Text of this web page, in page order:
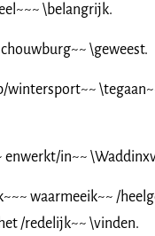
\belangrijk.
\geweest.
wintersport~~
enwerkt/in~~
waarmeeik~~ /
/redelijk~~ \vinden.